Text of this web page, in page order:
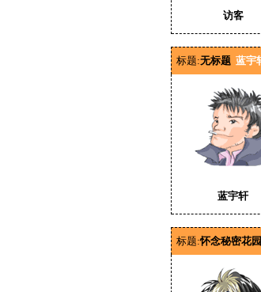
访客
标题:无标题 蓝宇
蓝宇轩
标题:怀念秘密花